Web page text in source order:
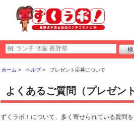
ホーム ヘルプ プレゼント応募について
よくあるご質問（プレゼン
ずくラボ！について、多く寄せられている質問